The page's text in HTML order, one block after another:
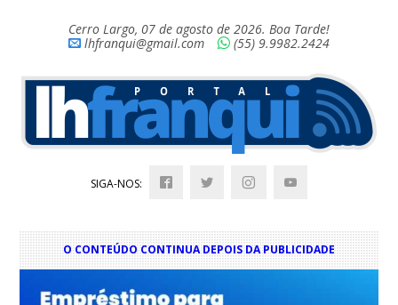
Cerro Largo, 07 de agosto de 2026. Boa Tarde!
lhfranqui@gmail.com
(55) 9.9982.2424
SIGA-NOS:
O CONTEÚDO CONTINUA DEPOIS DA PUBLICIDADE